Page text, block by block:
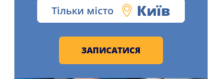
Тільки місто Київ
ЗАПИСАТИСЯ